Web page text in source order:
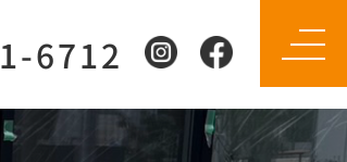
6712